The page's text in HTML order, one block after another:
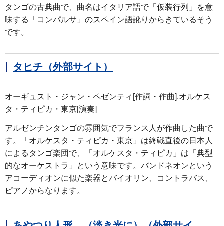
タンゴの古典曲で、曲名はイタリア語で「仮装行列」を意
味する「コンパルサ」のスペイン語訛りからきているそう
です。
タヒチ（外部サイト）
オーギュスト・ジャン・ペゼンティ[作詞・作曲],オルケス
タ・ティピカ・東京[演奏]
アルゼンチンタンゴの雰囲気でフランス人が作曲した曲で
す。「オルケスタ・ティピカ・東京」は終戦直後の日本人
によるタンゴ楽団で、「オルケスタ・ティピカ」は「典型
的なオーケストラ」という意味です。バンドネオンという
アコーディオンに似た楽器とバイオリン、コントラバス、
ピアノからなります。